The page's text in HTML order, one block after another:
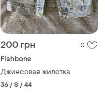
200 грн 0
Fishbone
Джинсовая жилетка
36 / S / 44